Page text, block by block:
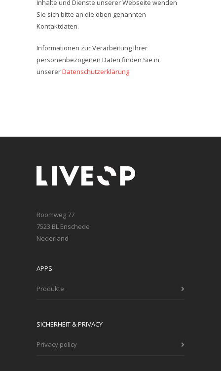
Inhalte und Dienste unserer Webseite wenden
Sie sich bitte an die oben genannten
Kontaktdaten.
Informationen zur Verarbeitung Ihrer
personenbezogenen Daten finden Sie in
unsererDatenschutzerklärung.
Roomweg 77
7523 BL Enschede
Nederland
APPS
Produkte
SICHERHEIT & PRIVACY
Privacy policy